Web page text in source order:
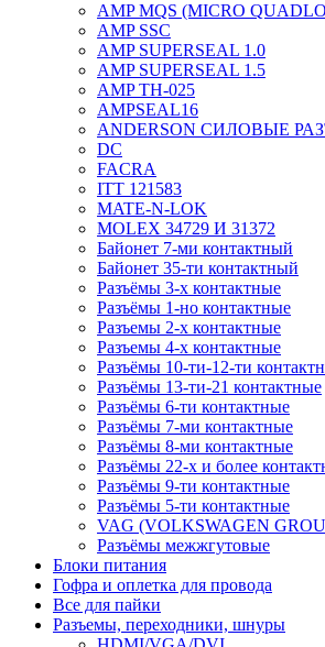
AMP MQS (MICRO
AMP SSC
AMP SUPERSEAL 1.0
AMP SUPERSEAL 1.5
AMP ТН-025
AMPSEAL16
ANDERSON СИЛОВЫЕ
DC
FACRA
ITT 121583
MATE-N-LOK
MOLEX 34729 И 31372
Байонет 7-ми контактный
Байонет 35-ти контактный
Разъёмы 3-х контактные
Разъёмы 1-но контактные
Разъемы 2-х контактные
Разъемы 4-х контактные
Разъёмы 10-ти-12-ти
Разъёмы 13-ти-21 контактные
Разъёмы 6-ти контактные
Разъёмы 7-ми контактные
Разъёмы 8-ми контактные
Разъёмы 22-х и более
Разъёмы 9-ти контактные
Разъёмы 5-ти контактные
VAG (VOLKSWAGEN
Разъёмы межжгутовые
Блоки питания
Гофра и оплетка для провода
Все для пайки
Разъемы, переходники, шнуры